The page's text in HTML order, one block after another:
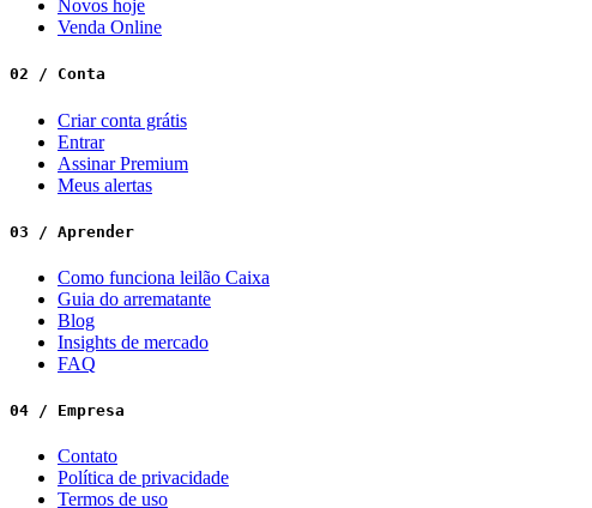
Novos hoje
Venda Online
02 / Conta
Criar conta grátis
Entrar
Assinar Premium
Meus alertas
03 / Aprender
Como funciona leilão Caixa
Guia do arrematante
Blog
Insights de mercado
FAQ
04 / Empresa
Contato
Política de privacidade
Termos de uso